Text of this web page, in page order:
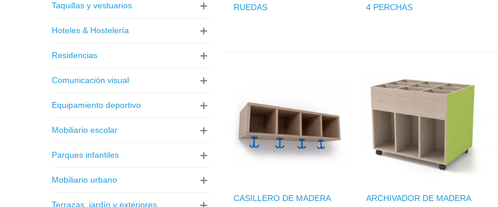
Taquillas y vestuarios
Hoteles & Hostelería
Residencias
Comunicación visual
Equipamiento deportivo
Mobiliario escolar
Parques infantiles
Mobiliario urbano
Terrazas, jardín y exteriores
RUEDAS
4 PERCHAS
CASILLERO DE MADERA
ARCHIVADOR DE MADERA